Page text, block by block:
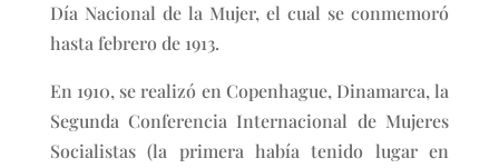
Día Nacional de la Mujer, el cual se conmemoró
hasta febrero de 1913.
En 1910, se realizó en Copenhague, Dinamarca, la
Segunda Conferencia Internacional de Mujeres
Socialistas (la primera había tenido lugar en